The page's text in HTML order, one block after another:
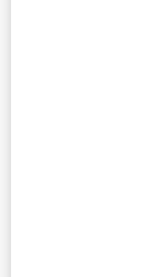
mg, comprimé
6. Contenu de
1. QU’EST-CE QUE
comprimé
QUELS CAS EST-IL
Classe
Ce médicament
Il est indiqué dans
douleurs
voies biliaires, de la
2. QUELLES SONT
CONNAITRE AVANT
SPASMOCALM 80